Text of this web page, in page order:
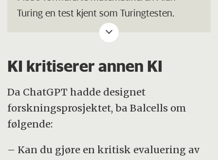
Turing en test kjent som Turingtesten.
Testen skal se om en maskin kan imitere
menneske at et menneske ikke klarer å
skille mellom hvem som er menneske og
hvem som er maskin i testen.
Referanse: Store norske leksikon
KI kritiserer annen KI
Da ChatGPT hadde designet
forskningsprosjektet, ba Balcells om
følgende:
– Kan du gjøre en kritisk evaluering av